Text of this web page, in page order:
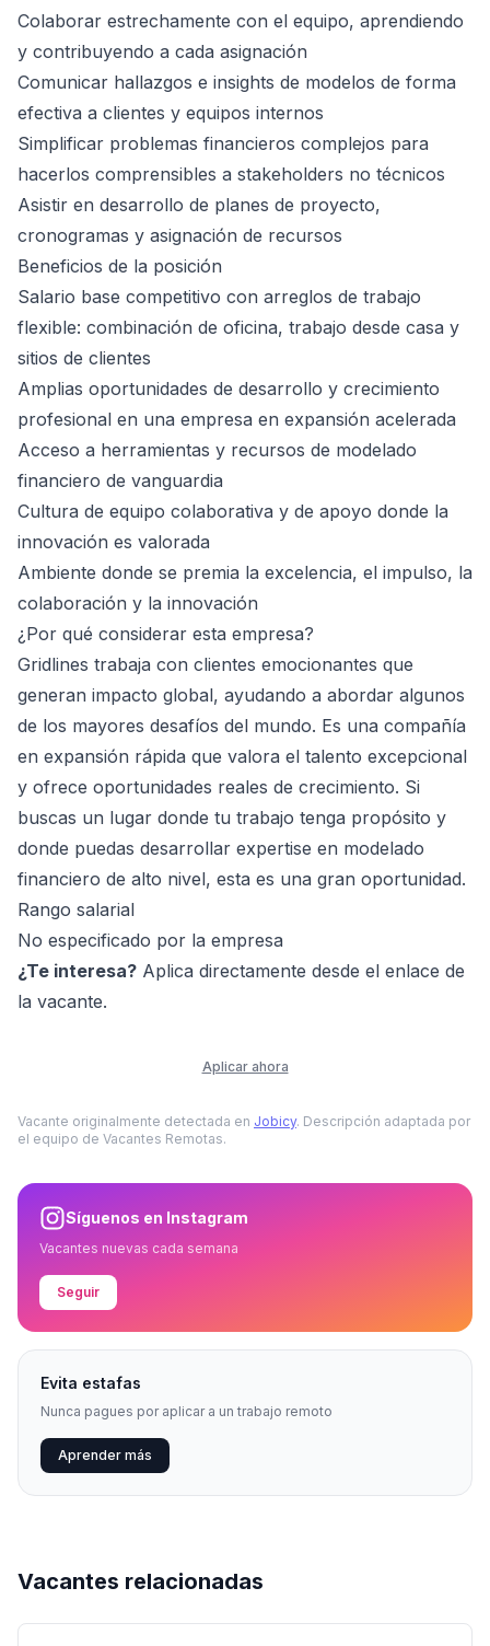
Colaborar estrechamente con el equipo, aprendiendo
y contribuyendo a cada asignación
Comunicar hallazgos e insights de modelos de forma
efectiva a clientes y equipos internos
Simplificar problemas financieros complejos para
hacerlos comprensibles a stakeholders no técnicos
Asistir en desarrollo de planes de proyecto,
cronogramas y asignación de recursos
Beneficios de la posición
Salario base competitivo con arreglos de trabajo
flexible: combinación de oficina, trabajo desde casa y
sitios de clientes
Amplias oportunidades de desarrollo y crecimiento
profesional en una empresa en expansión acelerada
Acceso a herramientas y recursos de modelado
financiero de vanguardia
Cultura de equipo colaborativa y de apoyo donde la
innovación es valorada
Ambiente donde se premia la excelencia, el impulso, la
colaboración y la innovación
¿Por qué considerar esta empresa?
Gridlines trabaja con clientes emocionantes que
generan impacto global, ayudando a abordar algunos
de los mayores desafíos del mundo. Es una compañía
en expansión rápida que valora el talento excepcional
y ofrece oportunidades reales de crecimiento. Si
buscas un lugar donde tu trabajo tenga propósito y
donde puedas desarrollar expertise en modelado
financiero de alto nivel, esta es una gran oportunidad.
Rango salarial
No especificado por la empresa
¿Te interesa? Aplica directamente desde el enlace de
la vacante.
Aplicar ahora
Vacante originalmente detectada en Jobicy. Descripción adaptada por
el equipo de Vacantes Remotas.
Síguenos en Instagram
Vacantes nuevas cada semana
Seguir
Evita estafas
Nunca pagues por aplicar a un trabajo remoto
Aprender más
Vacantes relacionadas